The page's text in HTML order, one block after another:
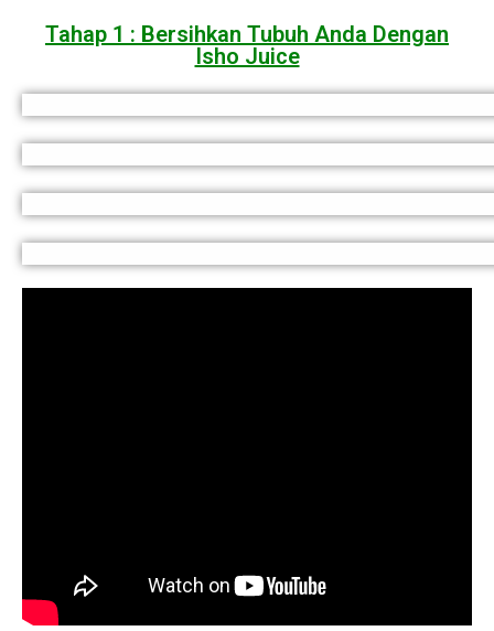
Tahap 1 : Bersihkan Tubuh Anda Dengan
Isho Juice